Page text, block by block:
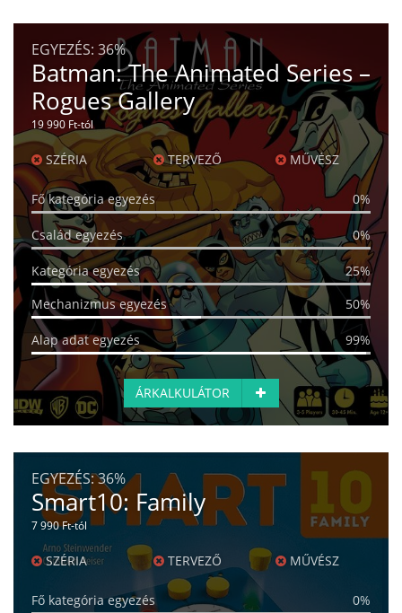
EGYEZÉS: 36%
Batman: The Animated Series –
Rogues Gallery
19 990 Ft-tól
SZÉRIA TERVEZŐ MŰVÉSZ
Fő kategória egyezés 0%
Család egyezés 0%
Kategória egyezés
25%
Mechanizmus egyezés
50%
Alap adat egyezés 99%
ÁRKALKULÁTOR
EGYEZÉS:36%
Smart10: Family
7 990 Ft-tól
SZÉRIA TERVEZŐ MŰVÉSZ
Fő kategória egyezés 0%